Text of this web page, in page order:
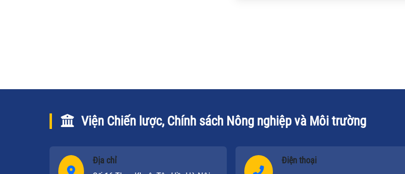
tạo việc làm; Hỗ trợ học nghề và tạo việc
làm cho các đối tượng chính sách,
vùng đô thị hóa... Ðây là định hướng rất
Viện Chiến lược, Chính sách Nông nghiệp và Môi trường
Địa chỉ Điện thoại